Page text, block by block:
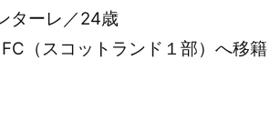
ターレ／24歳
（スコットランド１部）へ移籍